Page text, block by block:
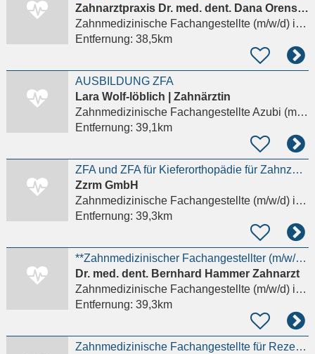
Zahnarztpraxis Dr. med. dent. Dana Orenstein
Zahnmedizinische Fachangestellte (m/w/d)in Frankfurt am Main
Entfernung: 38,5km
AUSBILDUNG ZFA
Lara Wolf-löblich | Zahnärztin
Zahnmedizinische Fachangestellte Azubi (m/w/d)
Entfernung: 39,1km
ZFA und ZFA für Kieferorthopädie für Zahnzentrum gesucht!
Zzrm GmbH
Zahnmedizinische Fachangestellte (m/w/d)in Offenbach am Main
Entfernung: 39,3km
**Zahnmedizinischer Fachangestellter (m/w/d)**
Dr. med. dent. Bernhard Hammer Zahnarzt
Zahnmedizinische Fachangestellte (m/w/d)in Oberwesel
Entfernung: 39,3km
Zahnmedizinische Fachangestellte für Rezeption und Empfang (m/w/d)